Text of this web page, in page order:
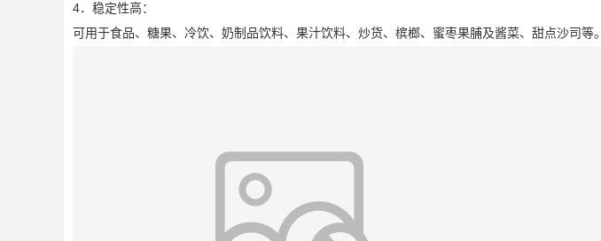
4．稳定性高 ：
可用于食品、糖果、冷饮、奶制品饮料、果汁饮料、炒货、槟榔、蜜枣果脯及酱菜、甜点沙司等。